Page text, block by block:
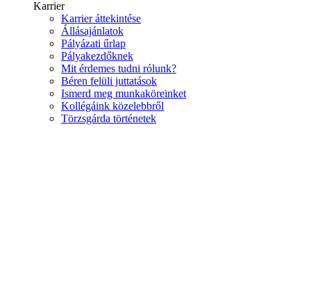
Karrier
Karrier áttekintése
Állásajánlatok
Pályázati űrlap
Pályakezdőknek
Mit érdemes tudni rólunk?
Béren felüli juttatások
Ismerd meg munkaköreinket
Kollégáink közelebbről
Törzsgárda történetek